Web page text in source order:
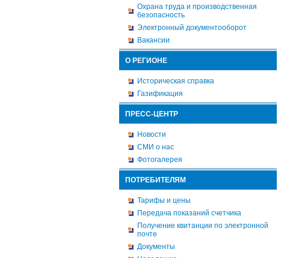
Охрана труда и производственная
безопасность
Электронный документооборот
Вакансии
О РЕГИОНЕ
Историческая справка
Газификация
ПРЕСС-ЦЕНТР
Новости
СМИ о нас
Фотогалерея
ПОТРЕБИТЕЛЯМ
Тарифы и цены
Передача показаний счетчика
Получение квитанции по электронной
почте
Документы